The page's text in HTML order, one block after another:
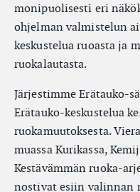
monipuolisesti eri
ohjelman valmistelun
keskustelua ruoasta ja
ruokalautasta.
Järjestimme Erätauko-
Erätauko-keskustelua
ruokamuutoksesta.
muassa Kurikassa,
Kestävämmän ruoka-
nostivat esiin valinnan